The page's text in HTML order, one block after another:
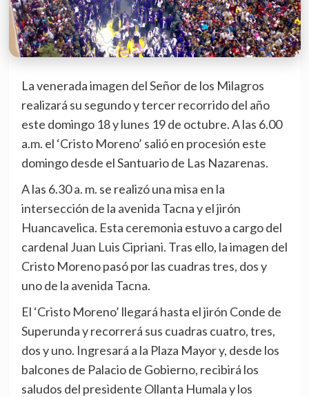
La venerada imagen del Señor de los Milagros
realizará su segundo y tercer recorrido del año
este domingo 18 y lunes 19 de octubre. A las 6.00
a.m. el ‘Cristo Moreno’ salió en procesión este
domingo desde el Santuario de Las Nazarenas.
A las 6.30 a. m. se realizó una misa en la
intersección de la avenida Tacna y el jirón
Huancavelica. Esta ceremonia estuvo a cargo del
cardenal Juan Luis Cipriani. Tras ello, la imagen del
Cristo Moreno pasó por las cuadras tres, dos y
uno de la avenida Tacna.
El ‘Cristo Moreno’ llegará hasta el jirón Conde de
Superunda y recorrerá sus cuadras cuatro, tres,
dos y uno. Ingresará a la Plaza Mayor y, desde los
balcones de Palacio de Gobierno, recibirá los
saludos del presidente Ollanta Humala y los